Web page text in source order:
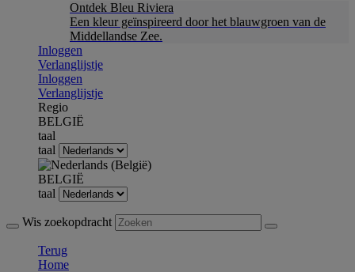
Ontdek Bleu Riviera
Een kleur geïnspireerd door het blauwgroen van de
Middellandse Zee.
Inloggen
Verlanglijstje
Inloggen
Verlanglijstje
Regio
BELGIË
taal
taal
BELGIË
taal
Wis zoekopdracht
Terug
Home